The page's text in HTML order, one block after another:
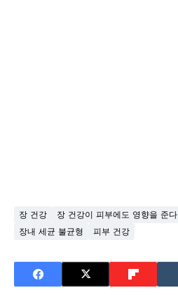
장 건강 장 건강이 피부에도 영향을 준다
장내 세균 불균형
피부 건강